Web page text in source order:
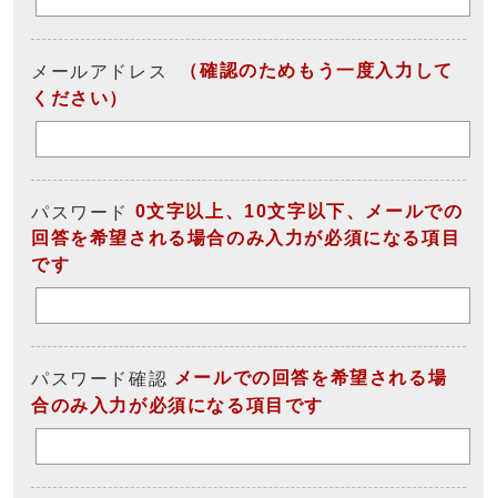
メールアドレス
（確認のためもう一度入力して
ください）
パスワード 0文字以上、10文字以下、メールでの
回答を希望される場合のみ入力が必須になる項目
です
パスワード確認 メールでの回答を希望される場
合のみ入力が必須になる項目です